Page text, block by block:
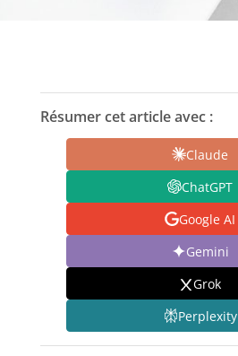
Résumer cet article avec :
Claude
ChatGPT
Google AI
Gemini
Grok
Perplexity